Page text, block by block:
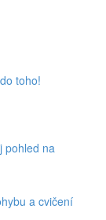
toho!
pohled na
a cvičení